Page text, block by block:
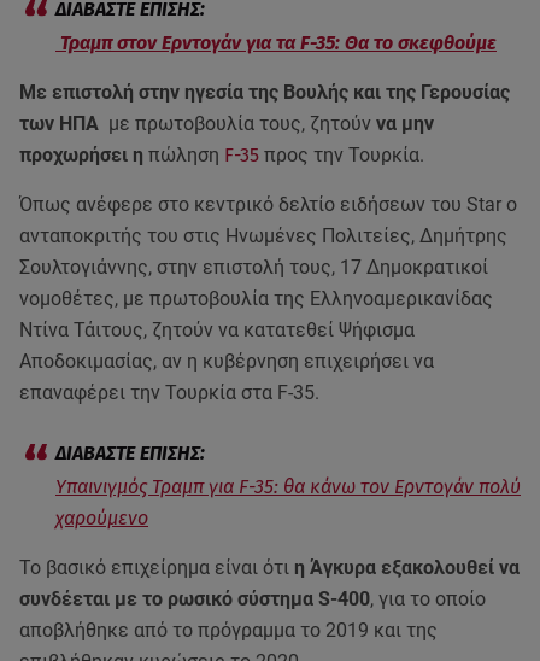
Τραμπ στον Ερντογάν για τα F-35: Θα το σκεφθούμε
Με επιστολή στην ηγεσία της Βουλής και της Γερουσίας
των ΗΠΑ με πρωτοβουλία τους, ζητούν να μην
προχωρήσει η πώληση F-35 προς την Τουρκία.
Όπως ανέφερε στο κεντρικό δελτίο ειδήσεων του Star o
ανταποκριτής του στις Ηνωμένες Πολιτείες, Δημήτρης
Σουλτογιάννης, στην επιστολή τους, 17 Δημοκρατικοί
νομοθέτες, με πρωτοβουλία της Ελληνοαμερικανίδας
Ντίνα Τάιτους, ζητούν να κατατεθεί Ψήφισμα
Αποδοκιμασίας, αν η κυβέρνηση επιχειρήσει να
επαναφέρει την Τουρκία στα F-35.
Yπαινιγμός Τραμπ για F-35: θα κάνω τον Ερντογάν πολύ
χαρούμενο
Το βασικό επιχείρημα είναι ότι η Άγκυρα εξακολουθεί να
συνδέεται με το ρωσικό σύστημα S-400, για το οποίο
αποβλήθηκε από το πρόγραμμα το 2019 και της